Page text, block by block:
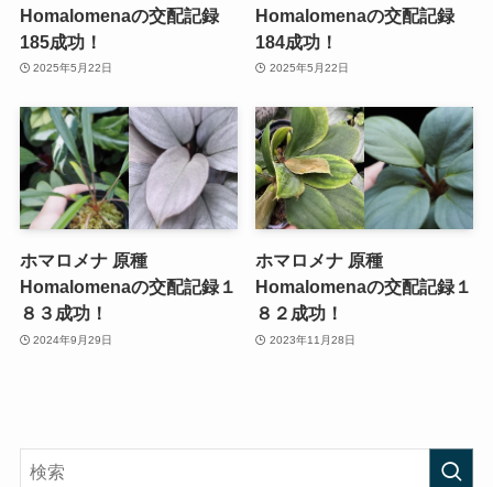
Homalomenaの交配記録
185成功！
2025年5月22日
Homalomenaの交配記録
184成功！
2025年5月22日
ホマロメナ 原種
Homalomenaの交配記録１
８３成功！
2024年9月29日
ホマロメナ 原種
Homalomenaの交配記録１
８２成功！
2023年11月28日